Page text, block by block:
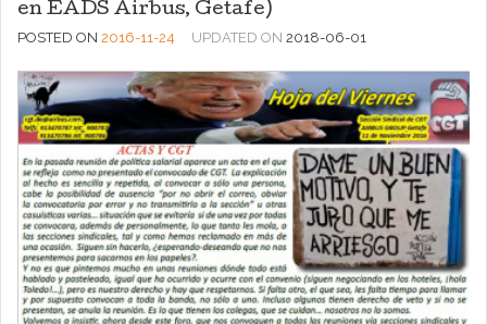
en EADS Airbus, Getafe)
POSTED ON 2016-11-24 UPDATED ON 2018-06-01